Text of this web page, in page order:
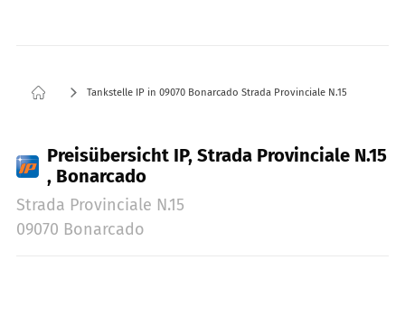
Tankstelle IP in 09070 Bonarcado Strada Provinciale N.15
Preisübersicht IP, Strada Provinciale N.15
, Bonarcado
Strada Provinciale N.15
09070 Bonarcado